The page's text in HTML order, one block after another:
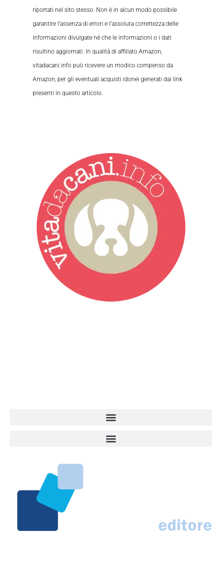
riportati nel sito stesso. Non è in alcun modo possibile
garantire l’assenza di errori e l’assoluta correttezza delle
informazioni divulgate né che le informazioni o i dati
risultino aggiornati. In qualità di affiliato Amazon,
vitadacani.info può ricevere un modico compenso da
Amazon, per gli eventuali acquisti idonei generati dai link
presenti in questo articolo.